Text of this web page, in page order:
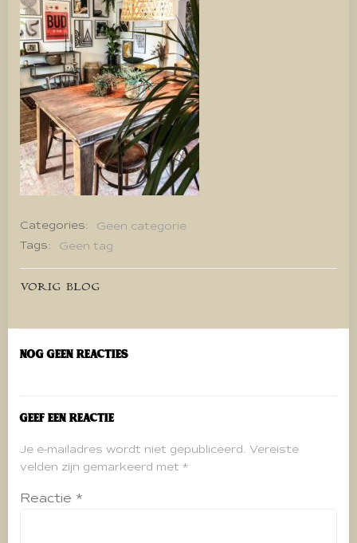
Categories:
Geen categorie
Tags:
Geen tag
Bericht
navigatie
VORIG BLOG
Nog geen reacties
Geef een reactie
Je e-mailadres wordt niet gepubliceerd. Vereiste
velden zijn gemarkeerd met *
Reactie *